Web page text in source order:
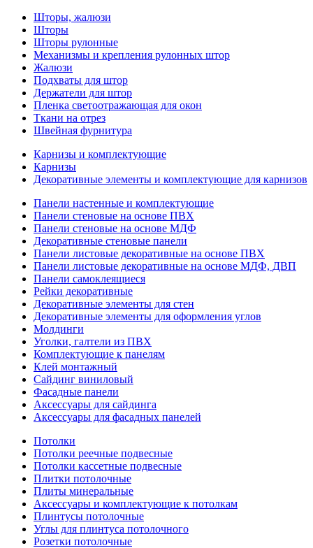
Шторы, жалюзи
Шторы
Шторы рулонные
Механизмы и крепления рулонных штор
Жалюзи
Подхваты для штор
Держатели для штор
Пленка светоотражающая для окон
Ткани на отрез
Швейная фурнитура
Карнизы и комплектующие
Карнизы
Декоративные элементы и комплектующие для карнизов
Панели настенные и комплектующие
Панели стеновые на основе ПВХ
Панели стеновые на основе МДФ
Декоративные стеновые панели
Панели листовые декоративные на основе ПВХ
Панели листовые декоративные на основе МДФ, ДВП
Панели самоклеящиеся
Рейки декоративные
Декоративные элементы для стен
Декоративные элементы для оформления углов
Молдинги
Уголки, галтели из ПВХ
Комплектующие к панелям
Клей монтажный
Сайдинг виниловый
Фасадные панели
Аксессуары для сайдинга
Аксессуары для фасадных панелей
Потолки
Потолки реечные подвесные
Потолки кассетные подвесные
Плитки потолочные
Плиты минеральные
Аксессуары и комплектующие к потолкам
Плинтусы потолочные
Углы для плинтуса потолочного
Розетки потолочные